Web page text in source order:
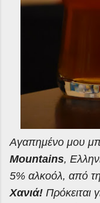
Αγαπημένο μου
Mountains,
5% αλκοόλ, από
Χανιά! Πρόκειται